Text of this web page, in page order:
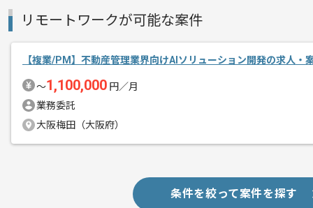
メント
SREに挑戦してみたいと考えている方に
リモートワークが可能な案件
【複業/PM】不動産管理業界向けAIソリューション開発の求人・
〜1,100,000 円／月
業務委託
大阪梅田（大阪府）
条件を絞って案件を探す